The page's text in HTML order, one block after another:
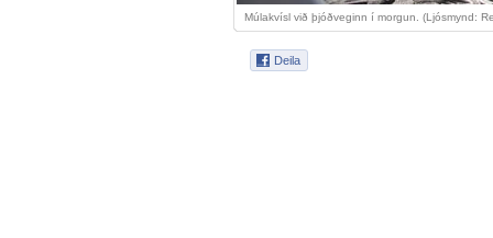
Múlakvísl við þjóðveginn í morgun. (Ljósmynd: